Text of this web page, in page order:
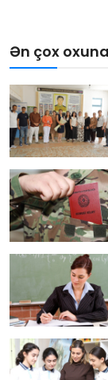
Ən çox